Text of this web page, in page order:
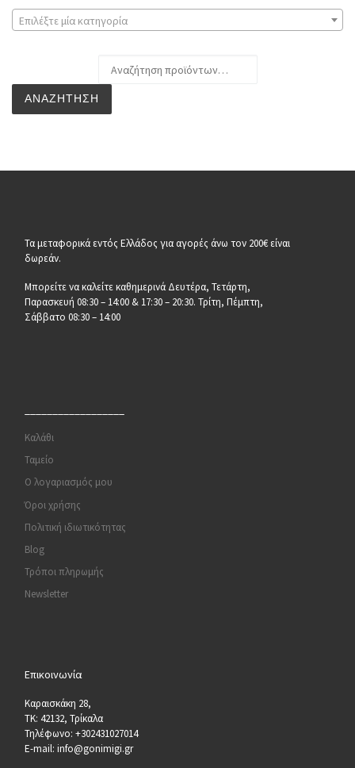
Επιλέξτε μία κατηγορία
ΑΝΑΖΉΤΗΣΗ
Τα μεταφορικά εντός Ελλάδος για αγορές άνω τον 200€ είναι
δωρεάν.
Μπορείτε να καλείτε καθημερινά Δευτέρα, Τετάρτη,
Παρασκευή 08:30 – 14:00 & 17:30 – 20:30. Τρίτη, Πέμπτη,
Σάββατο 08:30 – 14:00
Καλάθι
Ταμείο
Ο λογαριασμός μου
Όροι χρήσης
Πολιτική ιδιωτικότητας
Blog
Τρόποι πληρωμής
Newsletter
Επικοινωνία
Καραισκάκη 28,
ΤΚ: 42132, Τρίκαλα
Τηλέφωνο: +302431027014
E-mail: info@gonimigi.gr